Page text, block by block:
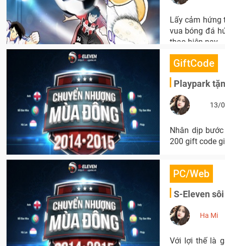
Lấy cảm hứng
vua bóng đá
thao hiện nay.
GiftCode
Playpark
13/
Nhân dịp
200 gift code
PC/Web
S-Eleven
Ha Mi
Với lợi thế là